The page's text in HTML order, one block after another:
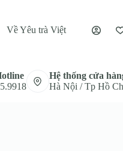
Về Yêu trà Việt
Hệ thống cửa
Hà Nội / Tp Hồ